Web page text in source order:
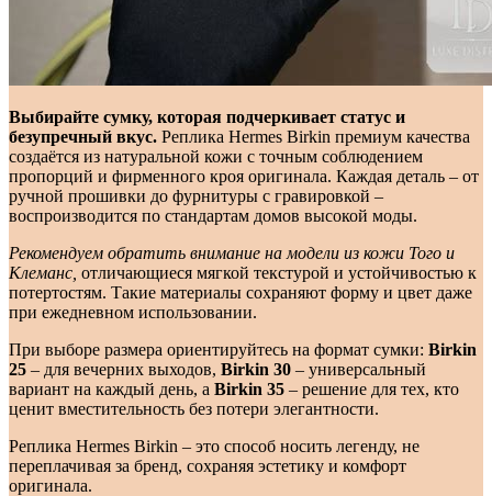
Выбирайте сумку, которая подчеркивает статус и
безупречный вкус. Реплика Hermes Birkin премиум качества
создаётся из натуральной кожи с точным соблюдением
пропорций и фирменного кроя оригинала. Каждая деталь – от
ручной прошивки до фурнитуры с гравировкой –
воспроизводится по стандартам домов высокой моды.
Рекомендуем обратить внимание на модели из кожи Того и
Клеманс, отличающиеся мягкой текстурой и устойчивостью к
потертостям. Такие материалы сохраняют форму и цвет даже
при ежедневном использовании.
При выборе размера ориентируйтесь на формат сумки: Birkin
25 – для вечерних выходов, Birkin 30 – универсальный
вариант на каждый день, а Birkin 35 – решение для тех, кто
ценит вместительность без потери элегантности.
Реплика Hermes Birkin – это способ носить легенду, не
переплачивая за бренд, сохраняя эстетику и комфорт
оригинала.